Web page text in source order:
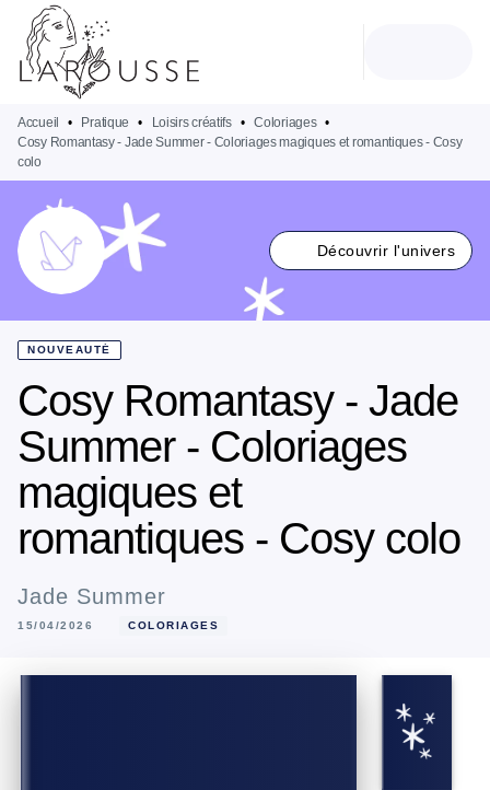
MENU
PIED DE PAGE
Accueil • Pratique • Loisirs créatifs • Coloriages •
Cosy Romantasy - Jade Summer - Coloriages magiques et romantiques - Cosy
colo
Découvrir l'univers
NOUVEAUTÉ
Cosy Romantasy - Jade
Summer - Coloriages
magiques et
romantiques - Cosy colo
Jade Summer
15/04/2026 COLORIAGES